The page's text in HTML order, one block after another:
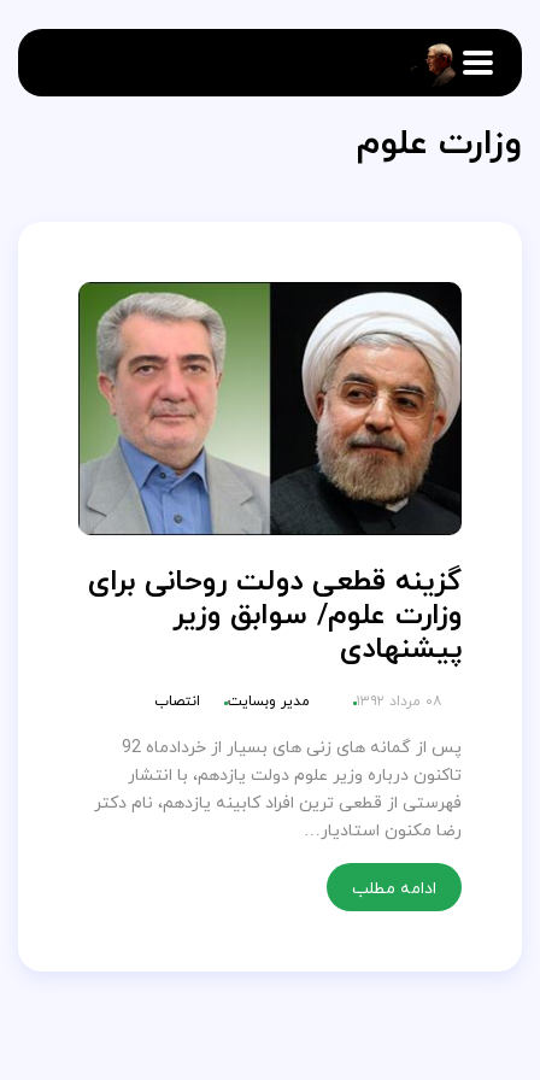
وزارت علوم
گزینه قطعی دولت روحانی برای
وزارت علوم/ سوابق وزیر
پیشنهادی
۰۸ مرداد ۱۳۹۲ مدیر وبسایت انتصاب
پس از گمانه های زنی های بسیار از خردادماه 92
تاکنون درباره وزیر علوم دولت یازدهم، با انتشار
فهرستی از قطعی ترین افراد کابینه یازدهم، نام دکتر
رضا مکنون استادیار…
ادامه مطلب